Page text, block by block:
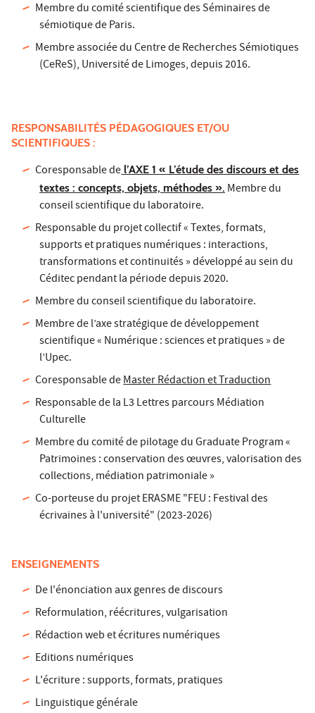
Membre du comité scientifique des Séminaires de
sémiotique de Paris.
Membre associée du Centre de Recherches Sémiotiques
(CeReS), Université de Limoges, depuis 2016.
RESPONSABILITÉS PÉDAGOGIQUES ET/OU
SCIENTIFIQUES :
Coresponsable de l’AXE 1 « L’étude des discours et des
textes : concepts, objets, méthodes ». Membre du
conseil scientifique du laboratoire.
Responsable du projet collectif « Textes, formats,
supports et pratiques numériques : interactions,
transformations et continuités » développé au sein du
Céditec pendant la période depuis 2020.
Membre du conseil scientifique du laboratoire.
Membre de l’axe stratégique de développement
scientifique « Numérique : sciences et pratiques » de
l’Upec.
Coresponsable deMaster Rédaction et Traduction
Responsable de la L3 Lettres parcours Médiation
Culturelle
Membre du comité de pilotage du Graduate Program «
Patrimoines : conservation des œuvres, valorisation des
collections, médiation patrimoniale »
Co-porteuse du projet ERASME "FEU : Festival des
écrivaines à l'université" (2023-2026)
ENSEIGNEMENTS
De l'énonciation aux genres de discours
Reformulation, réécritures, vulgarisation
Rédaction web et écritures numériques
Editions numériques
L'écriture : supports, formats, pratiques
Linguistique générale